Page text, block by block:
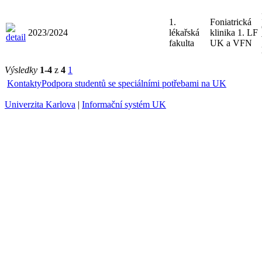
2023/2024
1.
lékařská
fakulta
Foniatrická
klinika 1. LF
UK a VFN
Výsledky 1-4 z 4 1
KontaktyPodpora studentů se speciálními potřebami na UK
Univerzita Karlova | Informační systém UK